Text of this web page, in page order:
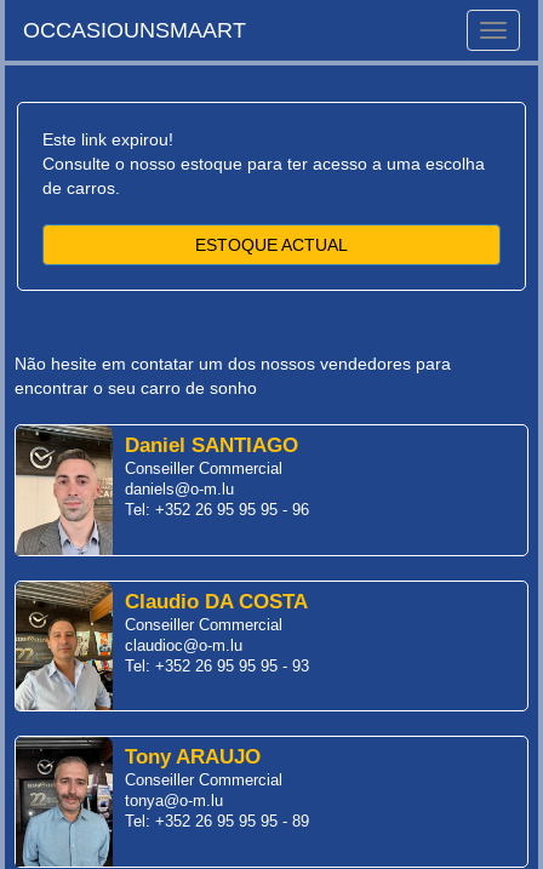
Toggle
OCCASIOUNSMAART
Este link expirou!
Consulte o nosso estoque para ter acesso a uma escolha
de carros.
ESTOQUE ACTUAL
Não hesite em contatar um dos nossos vendedores para
encontrar o seu carro de sonho
Daniel SANTIAGO
Conseiller Commercial
daniels@o-m.lu
Tel: +352 26 95 95 95 - 96
Claudio DA COSTA
Conseiller Commercial
claudioc@o-m.lu
Tel: +352 26 95 95 95 - 93
Tony ARAUJO
Conseiller Commercial
tonya@o-m.lu
Tel: +352 26 95 95 95 - 89